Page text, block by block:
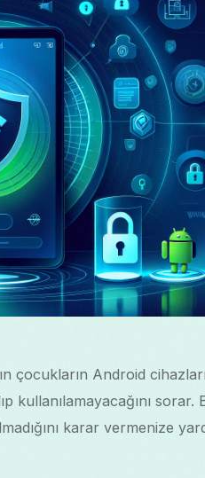
çocukların Android
kullanılamayacağını
karar vermenize